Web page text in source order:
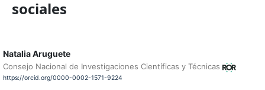
sociales
Natalia Aruguete
Consejo Nacional de Investigaciones Científicas y Técnicas
https://orcid.org/0000-0002-1571-9224